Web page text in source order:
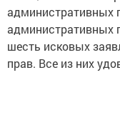
административных
административных
шесть исковых
прав. Все из них